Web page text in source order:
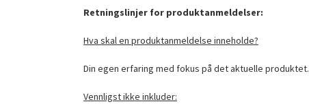
Retningslinjer for produktanmeldelser:
Hva skal en produktanmeldelse inneholde?
Din egen erfaring med fokus på det aktuelle produktet.
Vennligst ikke inkluder: